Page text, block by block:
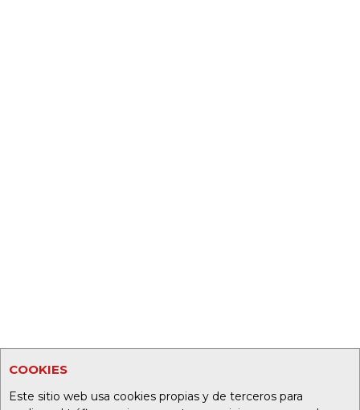
COOKIES
Este sitio web usa cookies propias y de terceros para